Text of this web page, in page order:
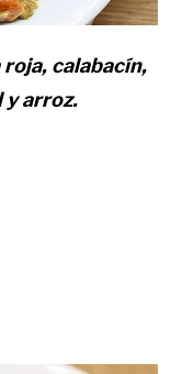
calabacín,
y arroz.